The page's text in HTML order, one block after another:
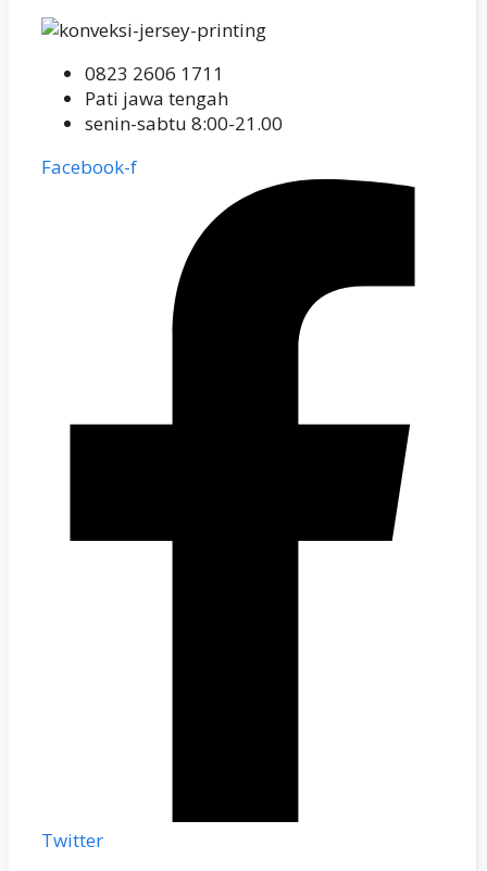
0823 2606 1711
Pati jawa tengah
senin-sabtu 8:00-21.00
Facebook-f
Twitter